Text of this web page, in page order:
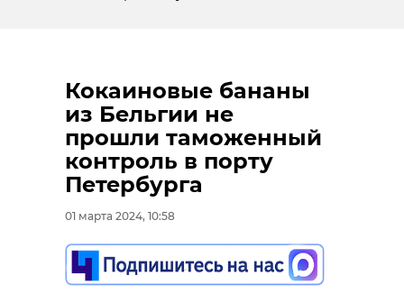
Кокаиновые бананы
из Бельгии не
прошли таможенный
контроль в порту
Петербурга
01 марта 2024, 10:58
количестве трех тонн.
Ленинградской области также
продолжается в 2024 году для
выполнения плана по заготовке
семян хвойных пород.
Фото: Анастасия
Илюшина/47channel, архив